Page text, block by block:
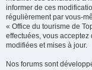
informer de ces
régulièrement par vous-
« Office du tourisme de
effectuées, vous
modifiées et mises à jour.
Nos forums sont